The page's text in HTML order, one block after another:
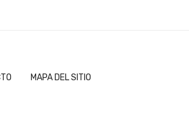
MAPA DEL SITIO